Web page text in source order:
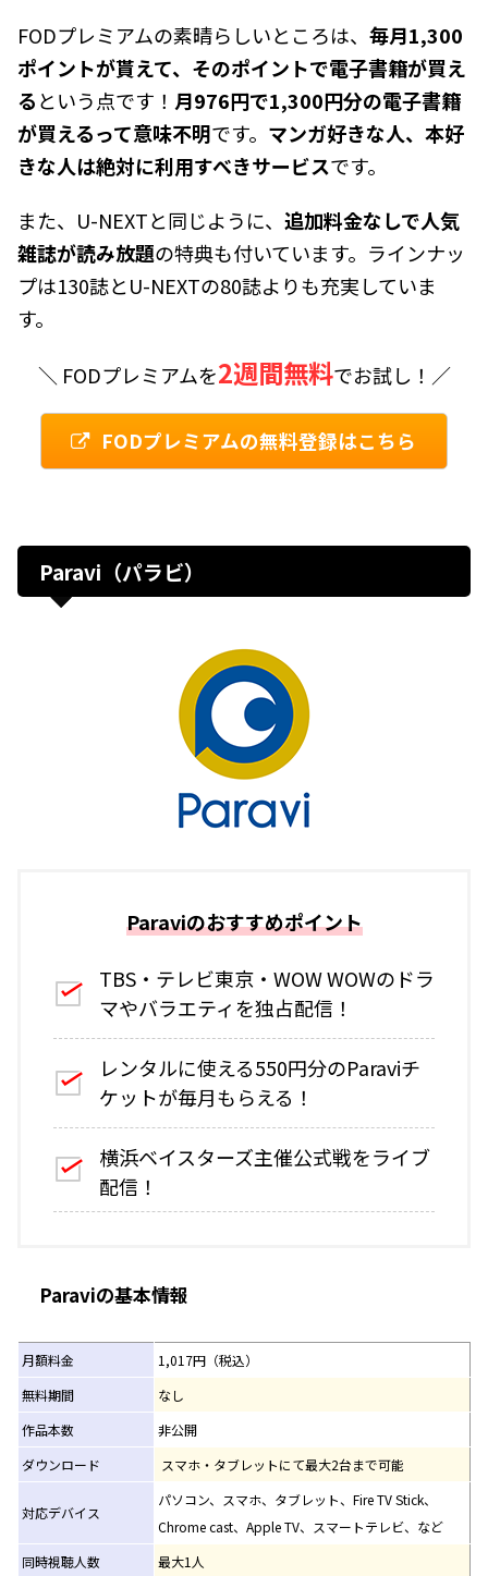
FODプレミアムの素晴らしいところは、 毎月1,300
ポイントが貰えて、そのポイントで電子書籍が買え
るという点です！ 月976円で1,300円分の電子書籍
が買えるって意味不明です。 マンガ好きな人、本好
きな人は絶対に利用すべきサービスです。
また、U-NEXTと同じように、 追加料金なしで人気
雑誌が読み放題の特典も付いています。ラインナッ
プは130誌とU-NEXTの80誌よりも充実していま
す。
＼ FODプレミアムを2週間無料でお試し！／
FODプレミアムの無料登録はこちら
Paravi（パラビ）
Paraviのおすすめポイント
TBS・テレビ東京・WOW WOWのドラ
マやバラエティを独占配信！
レンタルに使える550円分のParaviチ
ケットが毎月もらえる！
横浜ベイスターズ主催公式戦をライブ
配信！
Paraviの基本情報
月額料金
1,017円（税込）
無料期間
なし
作品本数
非公開
ダウンロード
スマホ・タブレットにて最大2台まで可能
対応デバイス
パソコン、スマホ、タブレット、Fire TV Stick、
Chrome cast、Apple TV、スマートテレビ、など
同時視聴人数
最大1人